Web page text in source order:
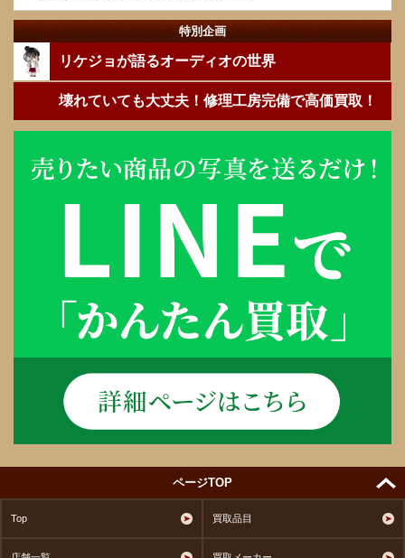
特別企画
リケジョが語るオーディオの世界
壊れていても大丈夫！修理工房完備で高価買取！
ページTOP
Top 買取品目